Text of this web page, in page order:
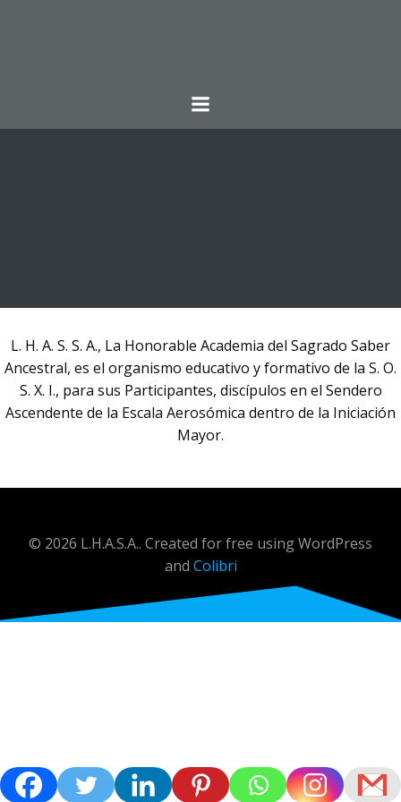
L. H. A. S. S. A., La Honorable Academia del Sagrado Saber
Ancestral, es el organismo educativo y formativo de la S. O.
S. X. I., para sus Participantes, discípulos en el Sendero
Ascendente de la Escala Aerosómica dentro de la Iniciación
Mayor.
© 2026 L.H.A.S.A.. Created for free using WordPress
and Colibri